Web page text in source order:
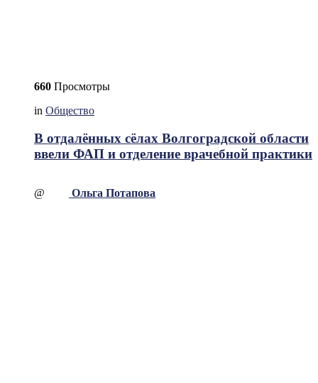
660 Просмотры
in Общество
В отдалённых сёлах Волгоградской области
ввели ФАП и отделение врачебной практики
@ Ольга Потапова